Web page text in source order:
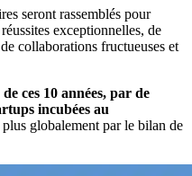
seront rassemblés pour
exceptionnelles, de
collaborations fructueuses et
ces 10 années, par de
incubées au
globalement par le bilan de